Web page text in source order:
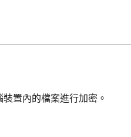
置內的檔案進行加密。